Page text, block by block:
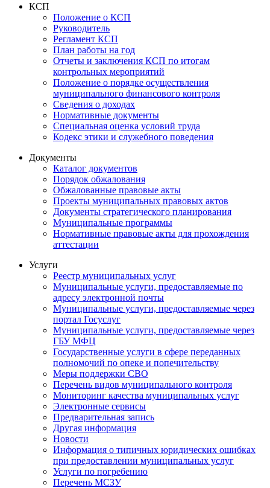
КСП
Положение о КСП
Руководитель
Регламент КСП
План работы на год
Отчеты и заключения КСП по итогам
контрольных мероприятий
Положение о порядке осуществления
муниципального финансового контроля
Сведения о доходах
Нормативные документы
Специальная оценка условий труда
Кодекс этики и служебного поведения
Документы
Каталог документов
Порядок обжалования
Обжалованные правовые акты
Проекты муниципальных правовых актов
Документы стратегического планирования
Муниципальные программы
Нормативные правовые акты для прохождения
аттестации
Услуги
Реестр муниципальных услуг
Муниципальные услуги, предоставляемые по
адресу электронной почты
Муниципальные услуги, предоставляемые через
портал Госуслуг
Муниципальные услуги, предоставляемые через
ГБУ МФЦ
Государственные услуги в сфере переданных
полномочий по опеке и попечительству
Меры поддержки СВО
Перечень видов муниципального контроля
Мониторинг качества муниципальных услуг
Электронные сервисы
Предварительная запись
Другая информация
Новости
Информация о типичных юридических ошибках
при предоставлении муниципальных услуг
Услуги по погребению
Перечень МСЗУ